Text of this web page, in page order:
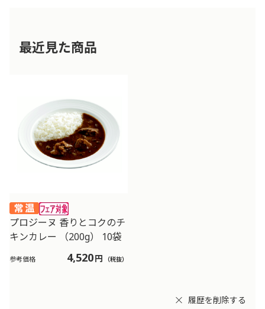
最近見た商品
プロジーヌ 香りとコクのチ
キンカレー （200g） 10袋
参考価格 4,520円 （税抜）
履歴を削除する